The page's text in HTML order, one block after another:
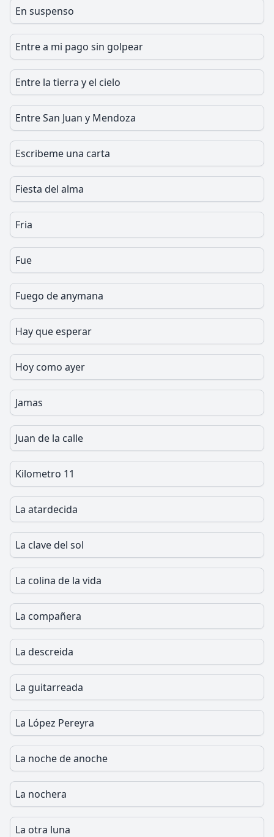
En suspenso
Entre a mi pago sin golpear
Entre la tierra y el cielo
Entre San Juan y Mendoza
Escribeme una carta
Fiesta del alma
Fria
Fue
Fuego de anymana
Hay que esperar
Hoy como ayer
Jamas
Juan de la calle
Kilometro 11
La atardecida
La clave del sol
La colina de la vida
La compañera
La descreida
La guitarreada
La López Pereyra
La noche de anoche
La nochera
La otra luna